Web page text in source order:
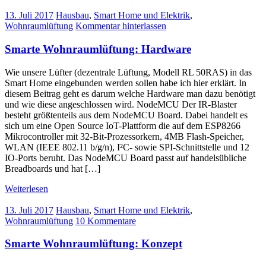
13. Juli 2017 Hausbau, Smart Home und Elektrik,
Wohnraumlüftung Kommentar hinterlassen
Smarte Wohnraumlüftung: Hardware
Wie unsere Lüfter (dezentrale Lüftung, Modell RL 50RAS) in das
Smart Home eingebunden werden sollen habe ich hier erklärt. In
diesem Beitrag geht es darum welche Hardware man dazu benötigt
und wie diese angeschlossen wird. NodeMCU Der IR-Blaster
besteht größtenteils aus dem NodeMCU Board. Dabei handelt es
sich um eine Open Source IoT-Plattform die auf dem ESP8266
Mikrocontroller mit 32-Bit-Prozessorkern, 4MB Flash-Speicher,
WLAN (IEEE 802.11 b/g/n), I²C- sowie SPI-Schnittstelle und 12
IO-Ports beruht. Das NodeMCU Board passt auf handelsübliche
Breadboards und hat […]
Weiterlesen
13. Juli 2017 Hausbau, Smart Home und Elektrik,
Wohnraumlüftung 10 Kommentare
Smarte Wohnraumlüftung: Konzept